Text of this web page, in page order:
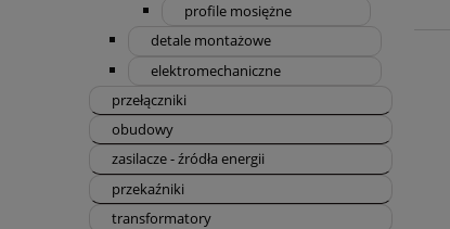
profile mosiężne
detale montażowe
elektromechaniczne
przełączniki
obudowy
zasilacze - źródła energii
przekaźniki
transformatory